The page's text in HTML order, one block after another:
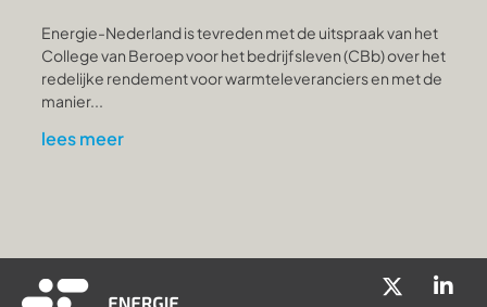
Energie-Nederland is tevreden met de uitspraak van het
College van Beroep voor het bedrijfsleven (CBb) over het
redelijke rendement voor warmteleveranciers en met de
manier...
lees meer